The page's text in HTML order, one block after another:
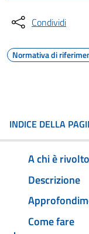
Condividi
Normativa di
INDICE DELLA
A chi è rivolto
Descrizione
Come fare